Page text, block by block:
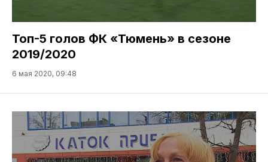
Топ-5 голов ФК «Тюмень» в сезоне
2019/2020
6 мая 2020, 09:48